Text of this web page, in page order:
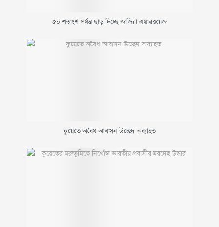
৫০ শতাংশ পর্যন্ত ছাড় দিচ্ছে জাজিরা এয়ারওয়েজ
কুয়েতে অবৈধ আবাসন উচ্ছেদ অব্যাহত